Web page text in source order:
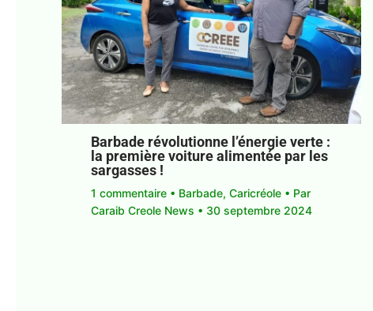
Barbade révolutionne l’énergie verte :
la première voiture alimentée par les
sargasses !
1 commentaire • Barbade,Caricréole • Par
Caraib Creole News • 30 septembre 2024